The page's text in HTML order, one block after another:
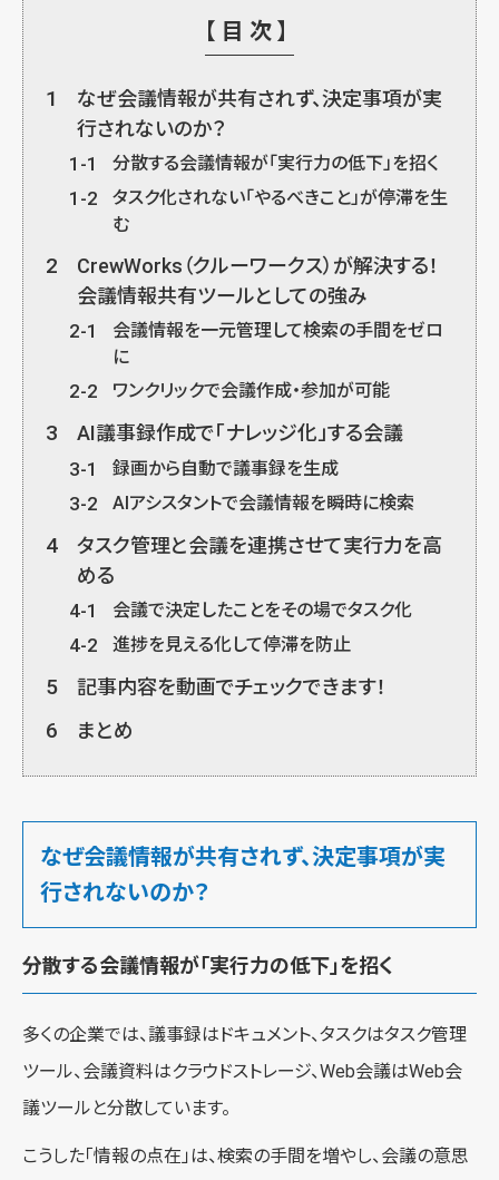
【目次】
1
なぜ会議情報が共有されず、決定事項が実
行されないのか？
1-1 分散する会議情報が「実行力の低下」を招く
1-2
タスク化されない「やるべきこと」が停滞を生
む
2
CrewWorks（クルーワークス）が解決する！
会議情報共有ツールとしての強み
2-1
会議情報を一元管理して検索の手間をゼロ
に
2-2 ワンクリックで会議作成・参加が可能
3 AI議事録作成で「ナレッジ化」する会議
3-1 録画から自動で議事録を生成
3-2 AIアシスタントで会議情報を瞬時に検索
4
タスク管理と会議を連携させて実行力を高
める
4-1 会議で決定したことをその場でタスク化
4-2 進捗を見える化して停滞を防止
5 記事内容を動画でチェックできます！
6 まとめ
なぜ会議情報が共有されず、決定事項が実
行されないのか？
分散する会議情報が「実行力の低下」を招く
多くの企業では、議事録はドキュメント、タスクはタスク管理
ツール、会議資料はクラウドストレージ、Web会議はWeb会
議ツールと分散しています。
こうした「情報の点在」は、検索の手間を増やし、会議の意思